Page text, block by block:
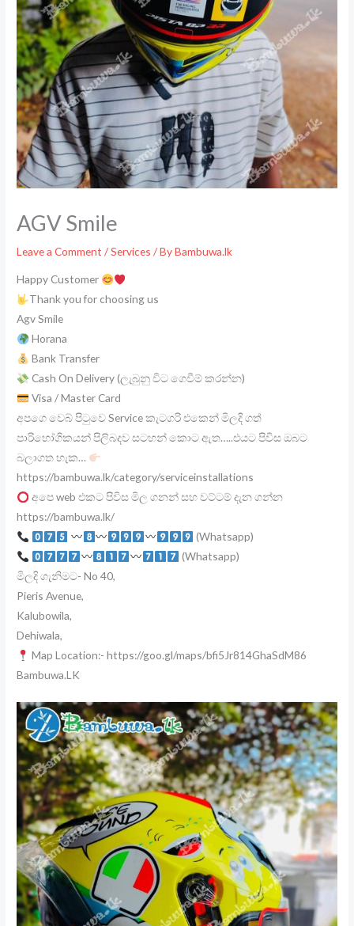
AGV Smile
Leave a Comment /Services / ByBambuwa.lk
Happy Customer
Thank you for choosing us
Agv Smile
Horana
Bank Transfer
Cash On Delivery (ලැබුනු විට ගෙවීම් කරන්න)
Visa / Master Card
අපගෙ වෙබ් පිටුවෙ Service කැටගරි එකෙන් මිලදි ගත්
පාරිභෝගිකයන් පිලිබදව සටහන් කොට ඇත…..එයට පිවිස ඔබට
බලාගත හැක…
https://bambuwa.lk/category/serviceinstallations
අපෙ web එකට පිවිස මිල ගනන් සහ වට්ටම් දැන ගන්න
https://bambuwa.lk/
(Whatsapp)
(Whatsapp)
මිලදි ගැනිමට- No 40,
Pieris Avenue,
Kalubowila,
Dehiwala,
Map Location:- https://goo.gl/maps/bfi5Jr814GhaSdM86
Bambuwa.LK